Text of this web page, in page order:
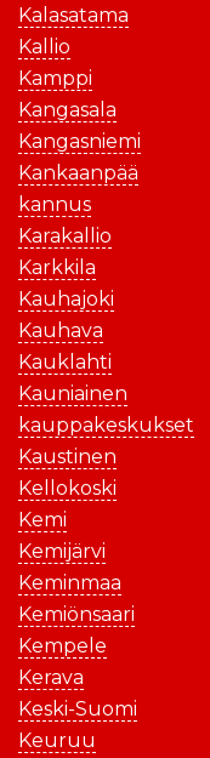
Kalasatama
Kallio
Kamppi
Kangasala
Kangasniemi
Kankaanpää
kannus
Karakallio
Karkkila
Kauhajoki
Kauhava
Kauklahti
Kauniainen
kauppakeskukset
Kaustinen
Kellokoski
Kemi
Kemijärvi
Keminmaa
Kemiönsaari
Kempele
Kerava
Keski-Suomi
Keuruu